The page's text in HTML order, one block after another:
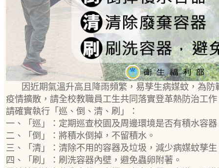
因近期氣溫升高且降雨頻繁，易孳生病媒蚊，為防
疫情擴散，請全校教職員工生共同落實登革熱防治工作
請確實執行「巡、倒、清、刷」：
一、「巡」：定期巡查校園及周邊環境是否有積水容器
二、「倒」：將積水倒掉，不留積水。
三、「清」：清除不用的容器及垃圾，減少病媒蚊孳生
四、「刷」：刷洗容器內壁，避免蟲卵附著。